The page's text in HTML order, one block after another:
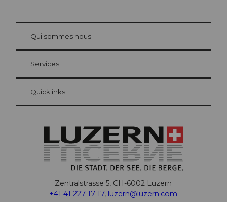
Carte d’hôte Lucerne
Vos avantages en tant qu'hôte pour la nuit
at Bre
Qui sommes nous
Services
Quicklinks
Zentralstrasse 5, CH-6002 Luzern
+41 41 227 17 17, luzern@luzern.com